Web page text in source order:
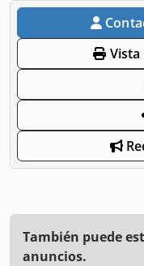
También puede
anuncios.